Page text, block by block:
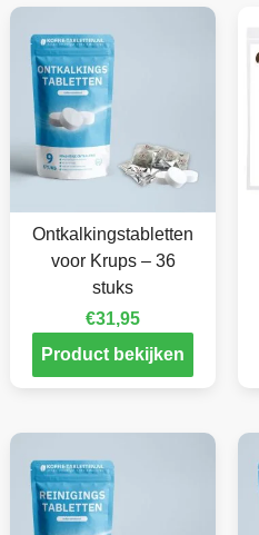
Ontkalkingstabletten
voor Krups – 36
stuks
€31,95
Product bekijken